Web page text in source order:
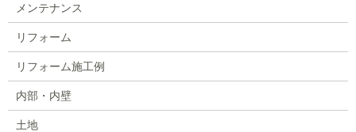
メンテナンス
リフォーム
リフォーム施工例
内部・内壁
土地